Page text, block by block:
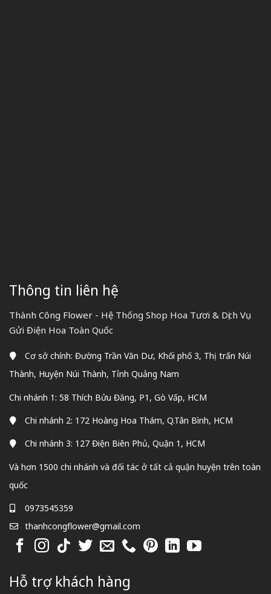
Thông tin liên hệ
Thành Công Flower - Hệ Thống Shop Hoa Tươi & Dịch Vụ
Gửi Điện Hoa Toàn Quốc
Cơ sở chính: Đường Trần Văn Dư, Khối phố 3, Thị trấn Núi
Thành, Huyện Núi Thành, Tỉnh Quảng Nam
Chi nhánh 1: 58 Thích Bửu Đăng, P1, Gò Vấp, HCM
Chi nhánh 2: 172 Hoàng Hoa Thám, Q.Tân Bình, HCM
Chi nhánh 3: 127 Điện Biên Phủ, Quận 1, HCM
Và hơn 1500 chi nhánh và đối tác ở tất cả quận huyện trên toàn
quốc
0973545359
thanhcongflower@gmail.com
Hỗ trợ khách hàng